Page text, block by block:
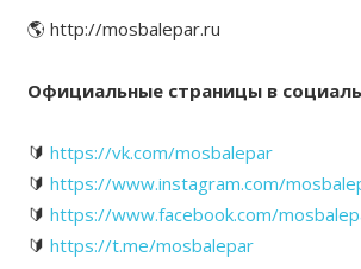
🌎 http://mosbalepar.ru
Официальные страницы в
🔰 https://vk.com/mosbalepar
🔰 https://www.instagram.com/
🔰 https://www.facebook.com/
🔰 https://t.me/mosbalepar